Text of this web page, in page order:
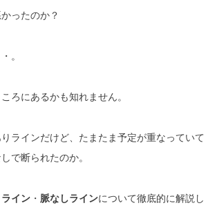
ったのか？
。
ろにあるかも知れません。
ラインだけど、たまたま予定が重なっていて
で断られたのか。
イン ・ 脈なしラインについて徹底的に解説し